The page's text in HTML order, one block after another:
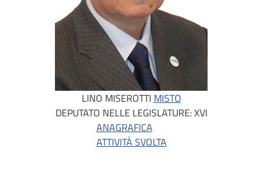
LINO MISEROTTI MISTO
DEPUTATO NELLE LEGISLATURE:XVI
ANAGRAFICA
ATTIVITÀ SVOLTA